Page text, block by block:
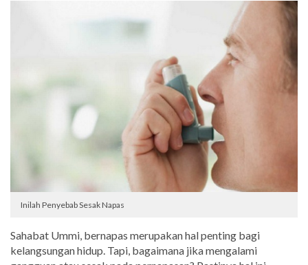
Inilah Penyebab Sesak Napas
Sahabat Ummi, bernapas merupakan hal penting bagi
kelangsungan hidup. Tapi, bagaimana jika mengalami